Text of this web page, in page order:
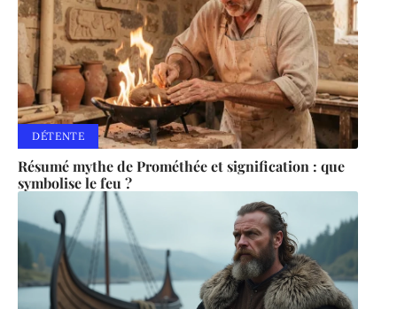
DÉTENTE
Résumé mythe de Prométhée et signification : que
symbolise le feu ?